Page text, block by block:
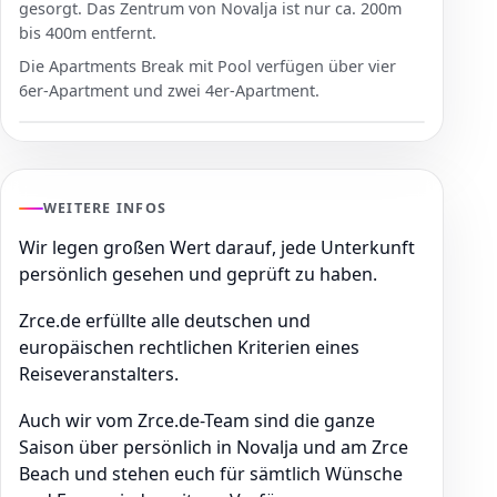
gesorgt. Das Zentrum von Novalja ist nur ca. 200m
bis 400m entfernt.
Die Apartments Break mit Pool verfügen über vier
6er-Apartment und zwei 4er-Apartment.
WEITERE INFOS
Wir legen großen Wert darauf, jede Unterkunft
persönlich gesehen und geprüft zu haben.
Zrce.de erfüllte alle deutschen und
europäischen rechtlichen Kriterien eines
Reiseveranstalters.
Auch wir vom Zrce.de-Team sind die ganze
Saison über persönlich in Novalja und am Zrce
Beach und stehen euch für sämtlich Wünsche